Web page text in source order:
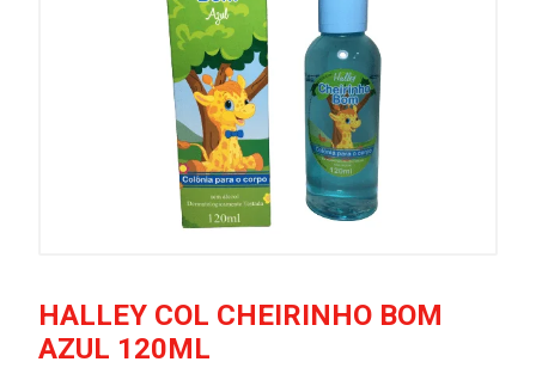
HALLEY COL CHEIRINHO BOM
AZUL 120ML